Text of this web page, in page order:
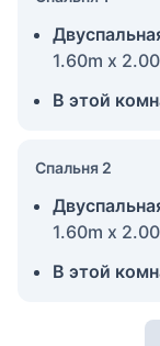
1.60m x
В этой
Спальня 2
1.60m x
В этой